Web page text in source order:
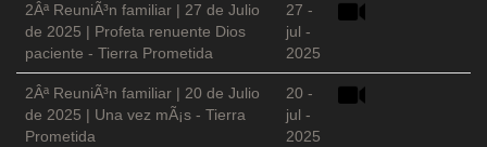
2Âª ReuniÃ³n familiar | 27 de Julio
de 2025 | Profeta renuente Dios
paciente - Tierra Prometida
27 -
jul -
2025
2Âª ReuniÃ³n familiar | 20 de Julio
de 2025 | Una vez mÃ¡s - Tierra
Prometida
20 -
jul -
2025